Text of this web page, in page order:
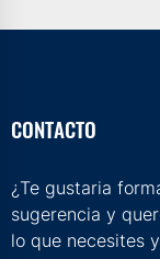
CONTACTO
¿Te gustaria
sugerencia y
lo que necesites